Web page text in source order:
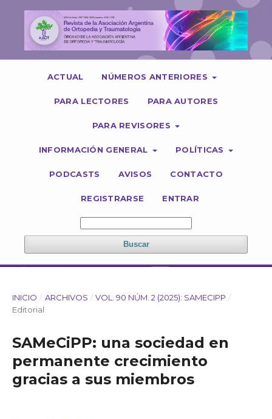
ACTUAL NÚMEROS ANTERIORES
PARA LECTORES PARA AUTORES
PARA REVISORES
INFORMACIÓN GENERAL POLÍTICAS
PODCASTS AVISOS CONTACTO
REGISTRARSE ENTRAR
Buscar
INICIO / ARCHIVOS / VOL. 90 NÚM. 2 (2025): SAMECIPP /
Editorial
SAMeCiPP: una sociedad en
permanente crecimiento
gracias a sus miembros